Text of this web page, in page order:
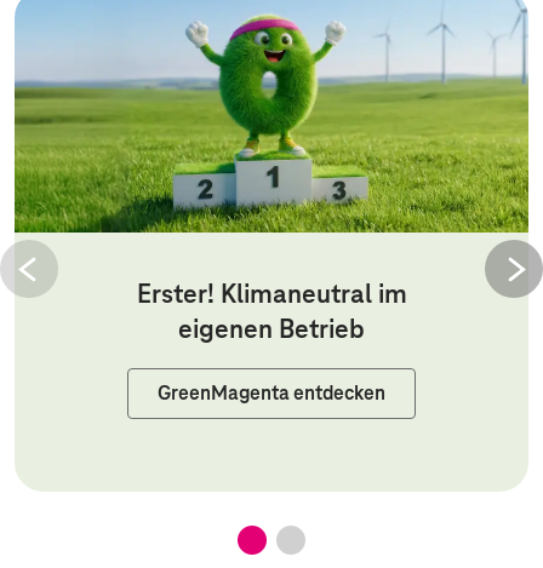
Erster! Klimaneutral im
eigenen Betrieb
GreenMagenta entdecken